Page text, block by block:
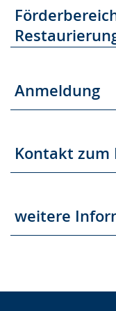
Anmeldung
Kontakt zum
weitere